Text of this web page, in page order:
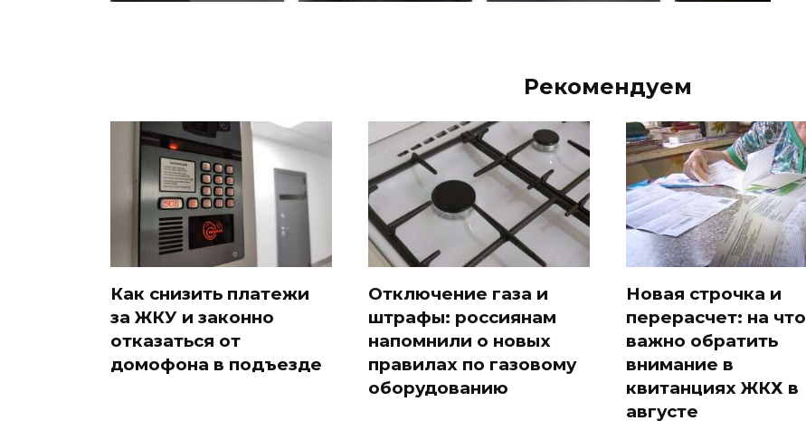
Рекомендуем
Как снизить платежи
за ЖКУ и законно
отказаться от
домофона в подъезде
Отключение газа и
штрафы: россиянам
напомнили о новых
правилах по газовому
оборудованию
Новая строчка и
перерасчет: на что
важно обратить
внимание в
квитанциях ЖКХ в
августе